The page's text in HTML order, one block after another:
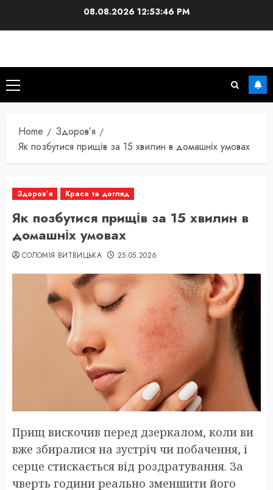
08.08.202612:53:47 PM
Primary
Menu
Home
Здоров’я
Як позбутися прищів за 15 хвилин в домашніх умовах
Здоров’я Краса та догляд
Як позбутися прищів за 15 хвилин в
домашніх умовах
СОЛОМІЯ ВИТВИЦЬКА 25.05.2026
Прищ вискочив перед дзеркалом, коли ви
вже збиралися на зустріч чи побачення, і
серце стискається від роздратування. За
чверть години реально зменшити його